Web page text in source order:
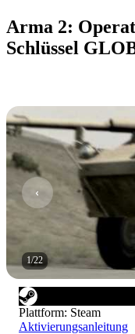
Arma 2:
Schlüssel
1/22
Plattform: Steam
Aktivierungsanleitung